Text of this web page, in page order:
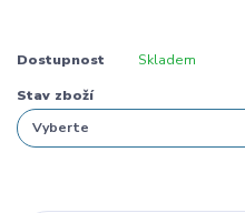
Dostupnost Skladem
Stav zboží